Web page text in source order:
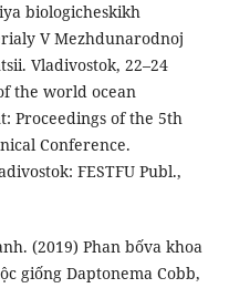
biologicheskikh
V Mezhdunarodnoj
Vladivostok, 22–24
the world ocean
Proceedings of the 5th
Conference.
FESTFU Publ.,
(2019) Phan bốva khoa
giống Daptonema Cobb,